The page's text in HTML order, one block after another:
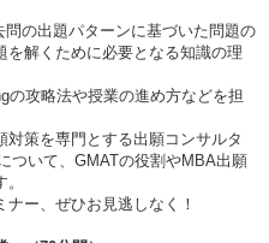
問の出題パターンに基づいた問題の
解くために必要となる知識の理
の攻略法や授業の進め方などを担
対策を専門とする出願コンサルタ
ついて、GMATの役割やMBA出願
ー、ぜひお見逃しなく！